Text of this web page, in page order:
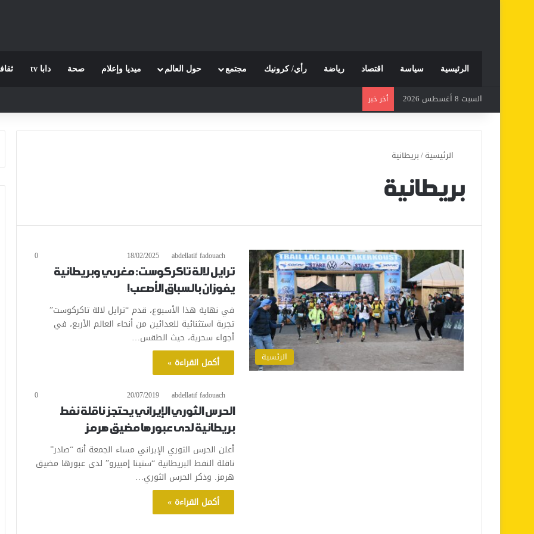
الرئيسية سياسة اقتصاد رياضة رأي/ كرونيك مجتمع حول العالم ميديا وإعلام صحة دابا tv
السبت 8 أغسطس 2026 أخر خبر
الرئيسية/بريطانية
بريطانية
الرئسية
abdellatif fadouach
18/02/2025
0
ترايل لالة تاكركوست: مغربي وبريطانية
يفوزان بالسباق الأصعب!
في نهاية هذا الأسبوع، قدم “ترايل لالة تاكركوست”
تجربة استثنائية للعدائين من أنحاء العالم الأربع، في
أجواء سحرية، حيث الطقس…
أكمل القراءة »
abdellatif fadouach
20/07/2019
0
الحرس الثوري الإيراني يحتجز ناقلة نفط
بريطانية لدى عبورها مضيق هرمز
أعلن الحرس الثوري الإيراني مساء الجمعة أنه “صادر”
ناقلة النفط البريطانية “ستينا إمبيرو” لدى عبورها مضيق
هرمز. وذكر الحرس الثوري…
أكمل القراءة »